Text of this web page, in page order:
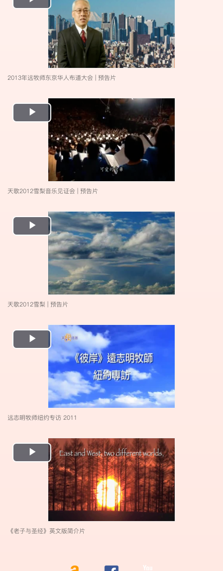
Video
2013年远牧师东京华人布道大会 | 预告片
Play
Video
天歌2012雪梨音乐见证会 | 预告片
Play
Video
天歌2012雪梨 | 预告片
Play
Video
远志明牧师纽约专访 2011
Play
Video
《老子与圣经》英文版简介片